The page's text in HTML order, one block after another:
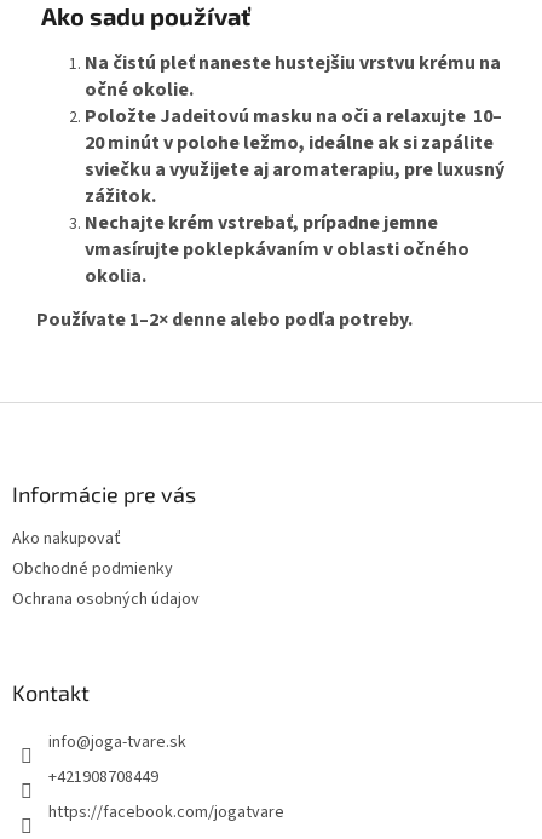
Ako sadu používať
Na čistú pleť naneste hustejšiu vrstvu krému na
očné okolie.
Položte Jadeitovú masku na oči a relaxujte 10–
20 minút v polohe ležmo, ideálne ak si zapálite
sviečku a využijete aj aromaterapiu, pre luxusný
zážitok.
Nechajte krém vstrebať, prípadne jemne
vmasírujte poklepkávaním v oblasti očného
okolia.
Používate 1–2× denne alebo podľa potreby.
Informácie pre vás
Ako nakupovať
Obchodné podmienky
Ochrana osobných údajov
Kontakt
info@joga-tvare.sk
+421908708449
https://facebook.com/jogatvare